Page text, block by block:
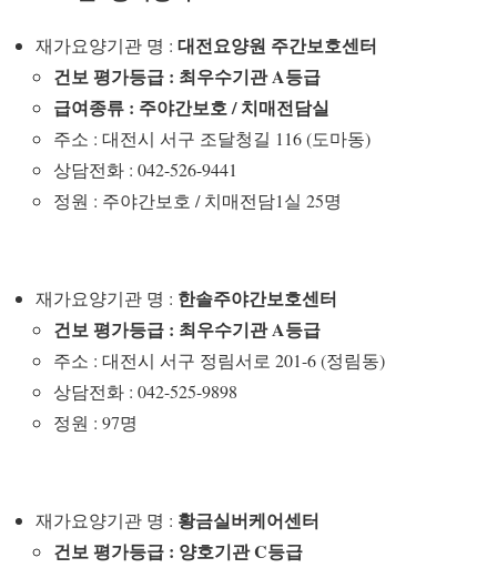
재가요양기관 명 : 대전요양원 주간보호센터
건보 평가등급 : 최우수기관 A등급
급여종류 : 주야간보호 / 치매전담실
주소 : 대전시 서구 조달청길 116 (도마동)
상담전화 : 042-526-9441
정원 : 주야간보호 / 치매전담1실 25명
재가요양기관 명 : 한솔주야간보호센터
건보 평가등급 : 최우수기관 A등급
주소 : 대전시 서구 정림서로 201-6 (정림동)
상담전화 : 042-525-9898
정원 : 97명
재가요양기관 명 : 황금실버케어센터
건보 평가등급 : 양호기관 C등급